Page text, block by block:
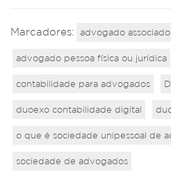
Marcadores: advogado associado
advogado pessoa física ou jurídica
contabilidade para advogados
duoexo contabilidade digital
o que é sociedade unipessoal de
sociedade de advogados